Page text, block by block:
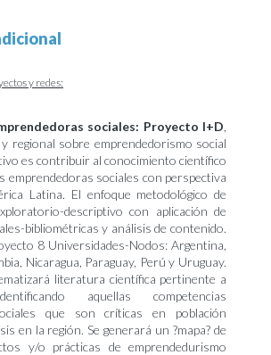
y redes:
sociales: Proyecto I+D
regional sobre emprendedorismo social
es contribuir al conocimiento científico
emprendedoras sociales con perspectiva
Latina. El enfoque metodológico de
descriptivo con aplicación de
bibliométricas y análisis de contenido.
8 Universidades-Nodos: Argentina,
Nicaragua, Paraguay, Perú y Uruguay.
literatura científica pertinente a
aquellas competencias
que son críticas en población
en la región. Se generará un ?mapa? de
y/o prácticas de emprendedurismo